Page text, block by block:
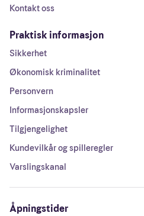
Kontakt oss
Praktisk informasjon
Sikkerhet
Økonomisk kriminalitet
Personvern
Informasjonskapsler
Tilgjengelighet
Kundevilkår og spilleregler
Varslingskanal
Åpningstider